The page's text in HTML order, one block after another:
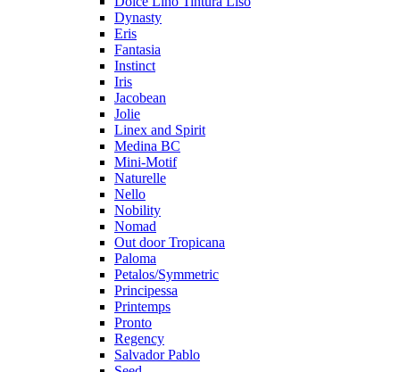
Dynasty
Eris
Fantasia
Instinct
Iris
Jacobean
Jolie
Linex and Spirit
Medina BC
Mini-Motif
Naturelle
Nello
Nobility
Nomad
Out door Tropicana
Paloma
Petalos/Symmetric
Principessa
Printemps
Pronto
Regency
Salvador Pablo